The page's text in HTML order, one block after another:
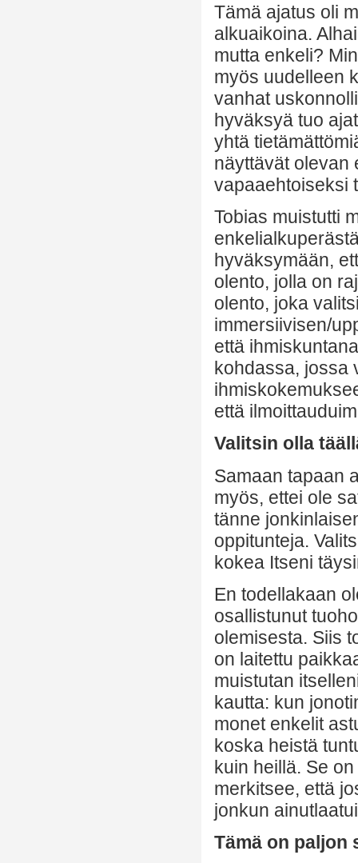
Tämä ajatus oli
alkuaikoina.
mutta enkeli?
myös uudelleen
vanhat
hyväksyä tuo
yhtä
näyttävät olevan
vapaaehtoiseksi
Tobias muistutti
hyväksymään,
olento, jolla on
olento, joka
immersiivisen/
että
kohdassa, jossa
että
Valitsin olla
Samaan tapaan
myös, ettei ole
tänne
oppitunteja.
kokea Itseni
En todellakaan
osallistunut
olemisesta. Siis
on laitettu
muistutan
kautta: kun
monet enkelit
koska heistä
kuin heillä. Se
merkitsee, että
jonkun
Tämä on paljon